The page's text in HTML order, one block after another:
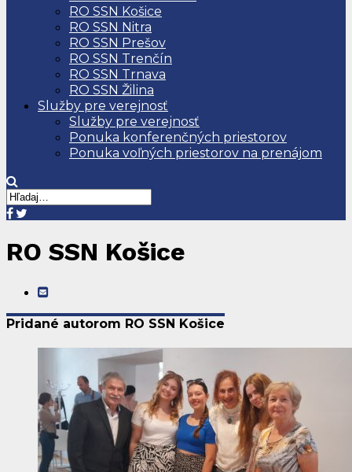
RO SSN Košice
RO SSN Nitra
RO SSN Prešov
RO SSN Trenčín
RO SSN Trnava
RO SSN Žilina
Služby pre verejnosť
Služby pre verejnosť
Ponuka konferenčných priestorov
Ponuka voľných priestorov na prenájom
RO SSN Košice
Pridané autorom RO SSN Košice